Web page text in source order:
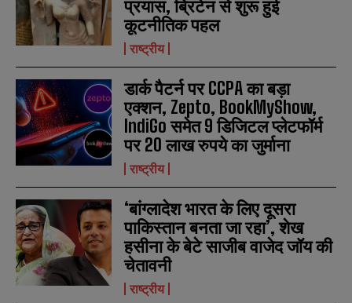
a
i
l
N
u
e
r
s
SUBMIT
a
i
l
N
u
e
r
s
SUBMIT
प्रयास, ब्रिटेन से शुरू हुई
कूटनीतिक पहल
राष्ट्रीय
डार्क पैटर्न पर CCPA का बड़ा
एक्शन, Zepto, BookMyShow,
IndiGo समेत 9 डिजिटल प्लेटफॉर्म
पर 20 लाख रुपये का जुर्माना
राष्ट्रीय
‘बांग्लादेश भारत के लिए दूसरा
पाकिस्तान बनता जा रहा’, शेख
हसीना के बेटे साजीब वाजेद जॉय की
चेतावनी
राष्ट्रीय